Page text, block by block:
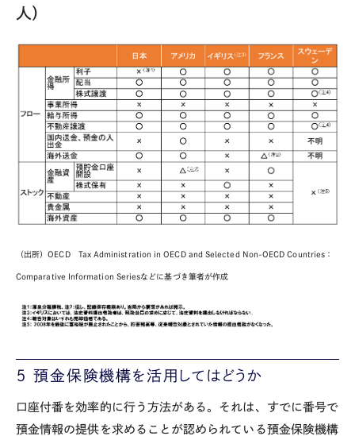
人）
（出所）OECD Tax Administration in OECD and Selected Non-OECD Countries：
Comparative Information Seriesなどに基づき筆者が作成
５ 預金保険機構を活用してはどうか
口座付番を効率的に行う方法がある。それは、すでに番号で
預金情報の提供を求めることが認められている預金保険機構